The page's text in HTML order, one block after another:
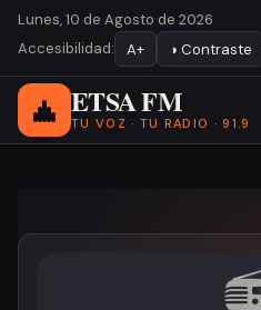
Lunes, 10 de Agosto de 2026
Accesibilidad:
A+ ◑ Contraste
ETSA FM
TU VOZ · TU RADIO · 91.9
Noticia destacada